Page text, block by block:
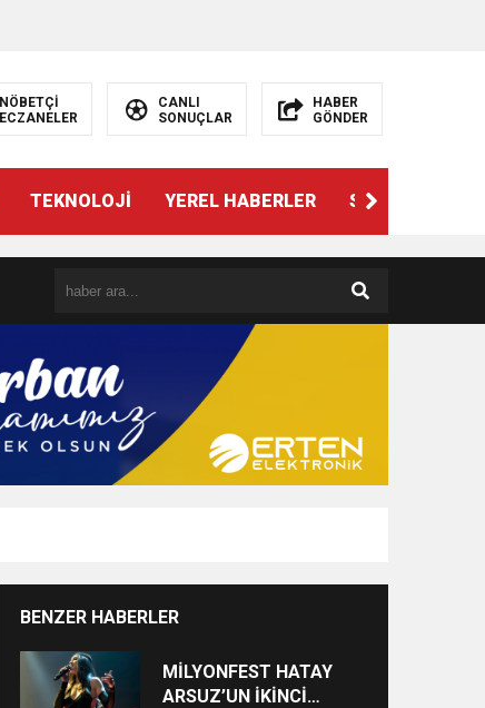
NÖBETÇİ
ECZANELER
CANLI
SONUÇLAR
HABER
GÖNDER
TEKNOLOJİ YEREL HABERLER SPOR
BENZER HABERLER
MİLYONFEST HATAY
ARSUZ’UN İKİNCİ